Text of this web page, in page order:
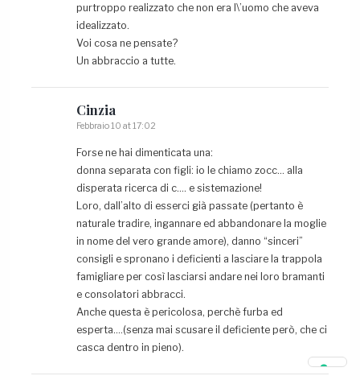
purtroppo realizzato che non era l\’uomo che aveva
idealizzato.
Voi cosa ne pensate?
Un abbraccio a tutte.
Cinzia
Febbraio 10 at 17:02
Forse ne hai dimenticata una:
donna separata con figli: io le chiamo zocc… alla
disperata ricerca di c…. e sistemazione!
Loro, dall’alto di esserci già passate (pertanto è
naturale tradire, ingannare ed abbandonare la moglie
in nome del vero grande amore), danno “sinceri”
consigli e spronano i deficienti a lasciare la trappola
famigliare per così lasciarsi andare nei loro bramanti
e consolatori abbracci.
Anche questa è pericolosa, perchè furba ed
esperta….(senza mai scusare il deficiente però, che ci
casca dentro in pieno).